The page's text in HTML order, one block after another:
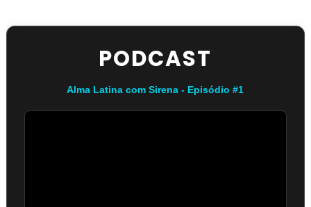
PODCAST
Alma Latina com Sirena - Episódio #1